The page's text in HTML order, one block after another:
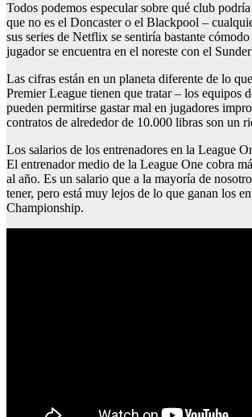
Todos podemos especular sobre qué club
que no es el Doncaster o el Blackpool –
sus series de Netflix se sentiría bastante
jugador se encuentra en el noreste con el
Las cifras están en un planeta diferente de lo
Premier League tienen que tratar – los equipos
pueden permitirse gastar mal en jugadores
contratos de alrededor de 10.000 libras son un
Los salarios de los entrenadores en la League
El entrenador medio de la League One cobra
al año. Es un salario que a la mayoría de
tener, pero está muy lejos de lo que ganan los
Championship.